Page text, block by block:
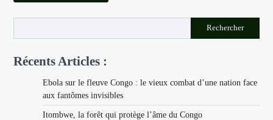
Rechercher
Récents Articles :
Ebola sur le fleuve Congo : le vieux combat d’une nation face
aux fantômes invisibles
Itombwe, la forêt qui protège l’âme du Congo